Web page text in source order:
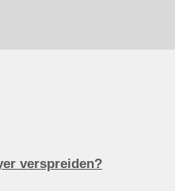
verspreiden?